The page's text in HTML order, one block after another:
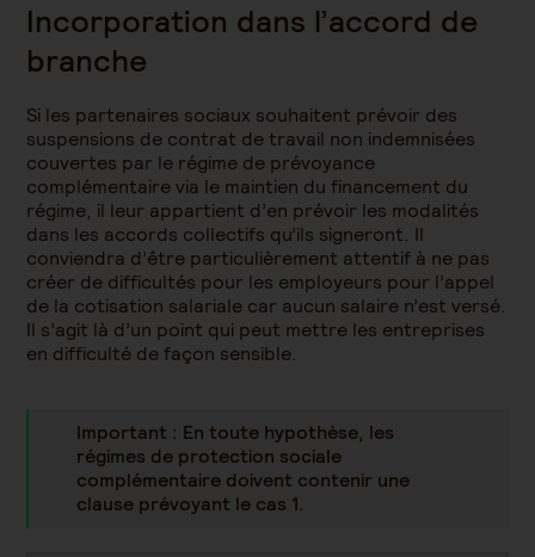
Incorporation dans l’accord de
branche
Si les partenaires sociaux souhaitent prévoir des
suspensions de contrat de travail non indemnisées
couvertes par le régime de prévoyance
complémentaire via le maintien du financement du
régime, il leur appartient d’en prévoir les modalités
dans les accords collectifs qu’ils signeront. Il
conviendra d’être particulièrement attentif à ne pas
créer de difficultés pour les employeurs pour l’appel
de la cotisation salariale car aucun salaire n’est versé.
Il s’agit là d’un point qui peut mettre les entreprises
en difficulté de façon sensible.
Important : En toute hypothèse, les
régimes de protection sociale
complémentaire doivent contenir une
clause prévoyant le cas 1.